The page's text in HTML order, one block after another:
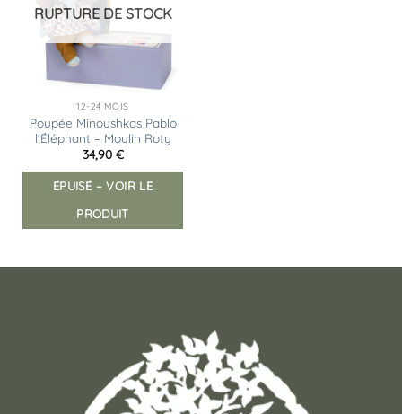
RUPTURE DE STOCK
12-24 MOIS
Poupée Minoushkas Pablo
l’Éléphant – Moulin Roty
34,90 €
ÉPUISÉ – VOIR LE
PRODUIT